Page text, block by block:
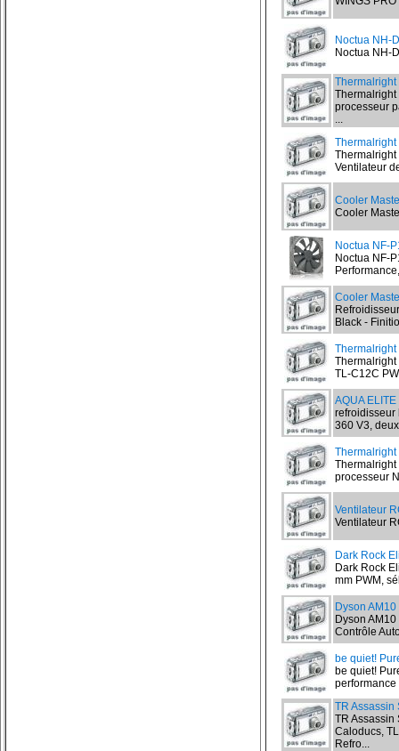
Noctua NH-
Noctua NH-
Thermalright
Thermalright
processeur
...
Thermalright
Ventilateur
Cooler
Cooler
Noctua NF-
Noctua NF-
Cooler
Black -
Thermalright
TL-C12C
AQUA
refroidisseur
360 V3,
Thermalright
processeur
Ventilateur
Ventilateur
Dark Rock
Dark Rock
mm PWM,
Dyson AM10
Dyson
Contrôle
be quiet!
be quiet!
performance
TR Assassin
TR Assassin
Caloducs,
Refro...